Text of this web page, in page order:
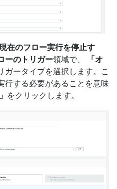
現在のフロー実行を停止す
ーのトリガー領域で、
「オ
ガータイプを選択します。こ
行する必要があることを意味
をクリックします。